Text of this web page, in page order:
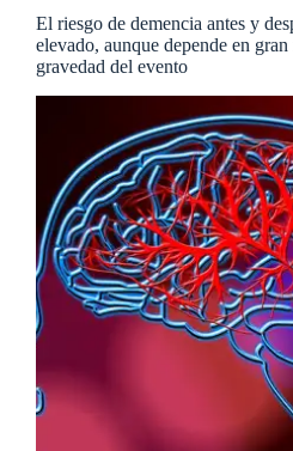
El riesgo de demencia antes y
elevado, aunque depende en
gravedad del evento